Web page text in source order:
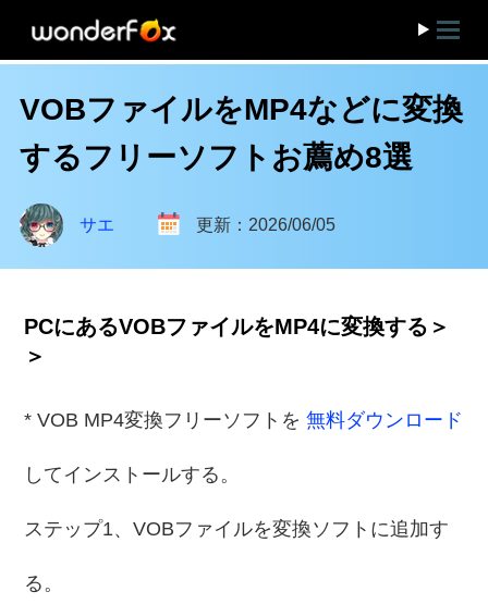
VOBファイルをMP4などに変換
するフリーソフトお薦め8選
サエ 更新：2026/06/05
PCにあるVOBファイルをMP4に変換する＞
＞
* VOB MP4変換フリーソフトを無料ダウンロード
してインストールする。
ステップ1、VOBファイルを変換ソフトに追加す
る。